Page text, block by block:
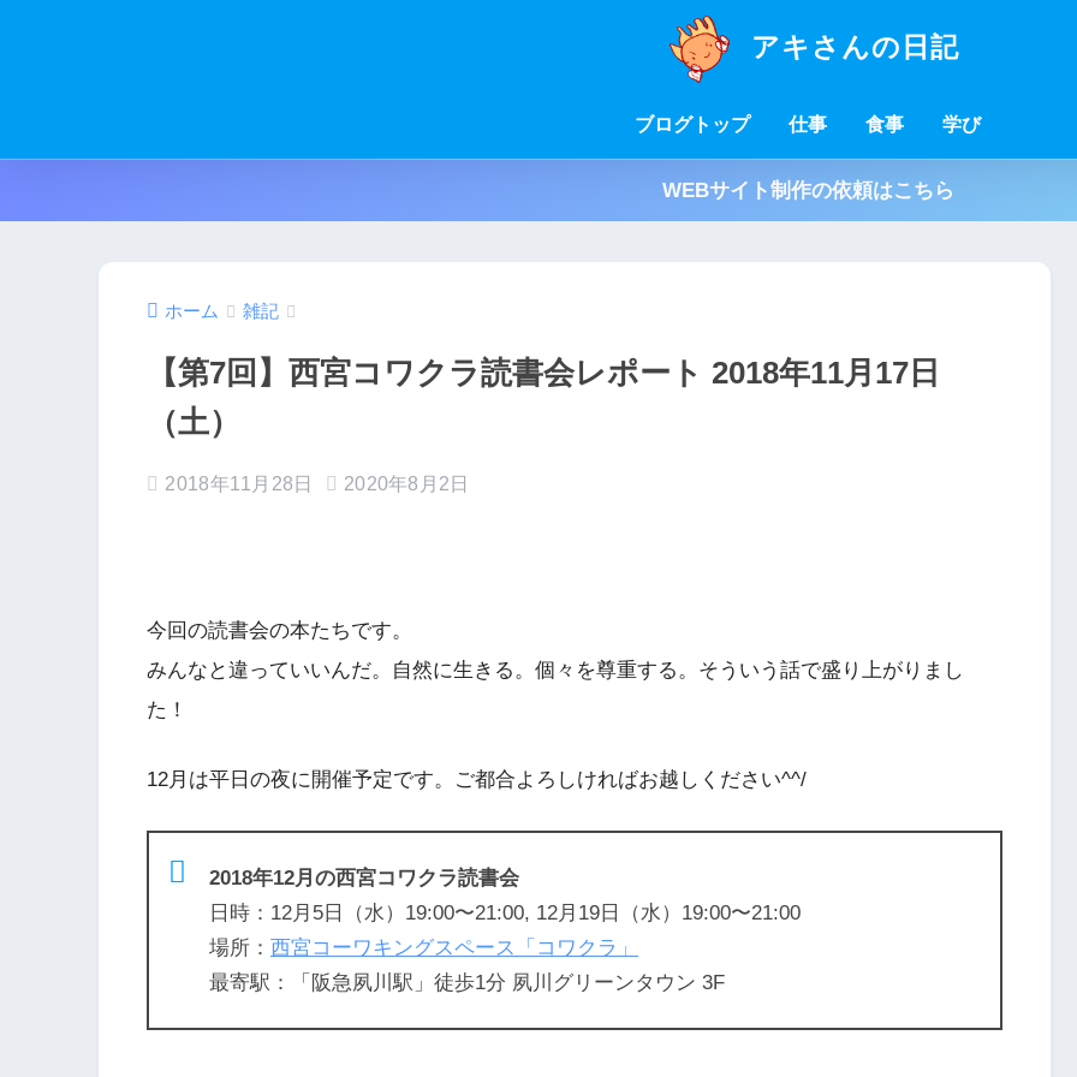
アキさんの日記
ブログトップ 仕事 食事 学び
WEBサイト制作の依頼はこちら
ホーム 雑記
【第7回】西宮コワクラ読書会レポート 2018年11月17日
（土）
2018年11月28日 2020年8月2日
今回の読書会の本たちです。
みんなと違っていいんだ。自然に生きる。個々を尊重する。そういう話で盛り上がりまし
た！
12月は平日の夜に開催予定です。ご都合よろしければお越しください^^/
2018年12月の西宮コワクラ読書会
日時：12月5日（水）19:00〜21:00, 12月19日（水）19:00〜21:00
場所： 西宮コーワキングスペース「コワクラ」
最寄駅：「阪急夙川駅」徒歩1分 夙川グリーンタウン 3F